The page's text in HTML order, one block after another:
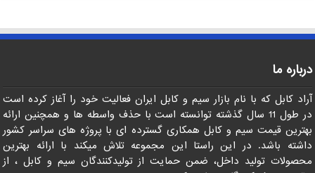
درباره ما
آراد کابل که با نام بازار سیم و کابل ایران فعالیت خود را آغاز کرده است
در طول 11 سال گذشته توانسته است با حذف واسطه ها و همچنین ارائه
بهترین قیمت سیم و کابل همکاری گسترده ای با پروژه های سراسر کشور
داشته باشد. در این راستا این مجموعه تلاش میکند با ارائه بهترین
محصولات تولید داخل، ضمن حمایت از تولیدکنندگان سیم و کابل ، از